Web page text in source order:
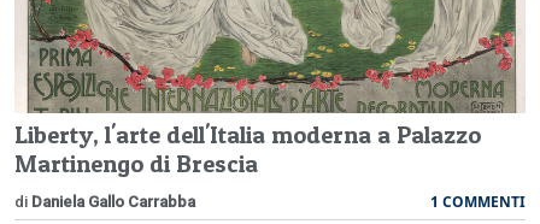
Liberty, l'arte dell'Italia moderna a Palazzo
Martinengo di Brescia
di Daniela Gallo Carrabba 1 COMMENTI